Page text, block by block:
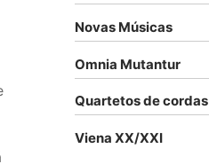
Novas Músicas
Omnia Mutantur
Quartetos de cordas
Viena XX/XXI